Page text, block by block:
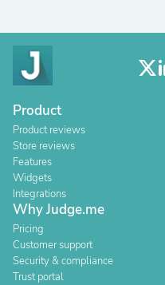
Product
Product reviews
Store reviews
Features
Widgets
Integrations
Why Judge.me
Pricing
Customer support
Security & compliance
Trust portal